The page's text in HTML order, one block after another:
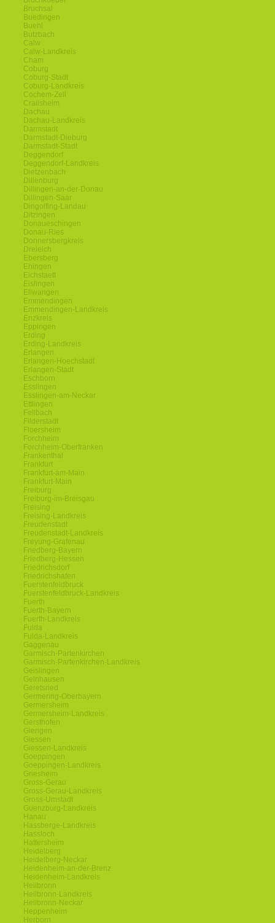
Bruchsal
Buedingen
Buehl
Butzbach
Calw
Calw-Landkreis
Cham
Coburg
Coburg-Stadt
Coburg-Landkreis
Cochem-Zell
Crailsheim
Dachau
Dachau-Landkreis
Darmstadt
Darmstadt-Dieburg
Darmstadt-Stadt
Deggendorf
Deggendorf-Landkreis
Dietzenbach
Dillenburg
Dillingen-an-der-Donau
Dillingen-Saar
Dingolfing-Landau
Ditzingen
Donaueschingen
Donau-Ries
Donnersbergkreis
Dreieich
Ebersberg
Ehingen
Eichstaett
Eislingen
Ellwangen
Emmendingen
Emmendingen-Landkreis
Enzkreis
Eppingen
Erding
Erding-Landkreis
Erlangen
Erlangen-Hoechstadt
Erlangen-Stadt
Eschborn
Esslingen
Esslingen-am-Neckar
Ettlingen
Fellbach
Filderstadt
Floersheim
Forchheim
Forchheim-Oberfranken
Frankenthal
Frankfurt
Frankfurt-am-Main
Frankfurt-Main
Freiburg
Freiburg-im-Breisgau
Freising
Freising-Landkreis
Freudenstadt
Freudenstadt-Landkreis
Freyung-Grafenau
Friedberg-Bayern
Friedberg-Hessen
Friedrichsdorf
Friedrichshafen
Fuerstenfeldbruck
Fuerstenfeldbruck-Landkreis
Fuerth
Fuerth-Bayern
Fuerth-Landkreis
Fulda
Fulda-Landkreis
Gaggenau
Garmisch-Partenkirchen
Garmisch-Partenkirchen-Landkreis
Geislingen
Gelnhausen
Geretsried
Germering-Oberbayern
Germersheim
Germersheim-Landkreis
Gersthofen
Giengen
Giessen
Giessen-Landkreis
Goeppingen
Goeppingen-Landkreis
Griesheim
Gross-Gerau
Gross-Gerau-Landkreis
Gross-Umstadt
Guenzburg-Landkreis
Hanau
Hassberge-Landkreis
Hassloch
Hattersheim
Heidelberg
Heidelberg-Neckar
Heidenheim-an-der-Brenz
Heidenheim-Landkreis
Heilbronn
Heilbronn-Landkreis
Heilbronn-Neckar
Heppenheim
Herborn